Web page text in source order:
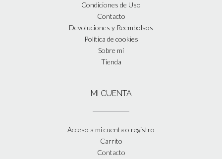
Condiciones de Uso
Contacto
Devoluciones y Reembolsos
Política de cookies
Sobre mí
Tienda
MI CUENTA
Acceso a mi cuenta o registro
Carrito
Contacto